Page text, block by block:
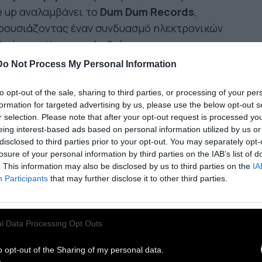
Not Process My Personal Information
opt-out of the sale, sharing to third parties, or processing of your
for targeted advertising by us, please use the below opt-out
selection. Please note that after your opt-out request is processed
interest-based ads based on personal information utilized by us
to third parties prior to your opt-out. You may separately
of your personal information by third parties on the IAB’s list of
This information may also be disclosed by us to third parties on the
Participants that may further disclose it to other third parties.
Data Processing Opt Outs
opt-out of the Sharing of my personal data.
up αναλαμβάνει το Dum Dum Records,
έναν συνδυασμό ηλεκτρονικών
synth-pop μελωδιών και
vibes, σε μια χορευτική εμπειρία με
retro και το μοντέρνο. ΤοΣάββατο, η καλή
Recordsυπογράφει ένα πρόγραμμα με
beats, ηλεκτρονικές υφές και σταθερές
χτίζοντας μια ροή που διατηρεί την
και την κίνηση καθ’ όλη τη διάρκεια της
Το φεστιβάλ ολοκληρώνεται τηνΚυριακή
που εκτείνεται από τον κιθαριστικό ήχο έως
σύγχρονες pop μελωδίες και τα darkwave